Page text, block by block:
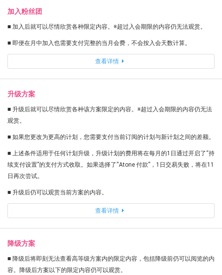
加入粉丝团
■ 加入后就可以尽情欣赏各种限定内容。※超过入会期限的内容仍无法观赏。
■ 即便在月中加入也需要支付完整的当月会费，不会按入会天数计算。
查看详情
升级方案
■ 升级后就可以尽情欣赏各种该方案限定的内容。※超过入会期限的内容仍无法
观赏。
■ 如果您更改为更高的计划，您需要支付当前订阅的计划与新计划之间的差额。
■ 上述条件适用于任何计划升级，升级计划的费用将在每月的1日通过开启了“持
续支付设置”的支付方式收取。如果选择了“Atone 付款”，1日交易失败，将在11
日再次尝试。
■ 升级后仍可以观赏当前方案的内容。
查看详情
降级方案
■ 降级后将即刻无法查看高等级方案内的限定内容，包括降级前仍可以阅览的内
容。降级后方案以下的限定内容仍可以观赏。